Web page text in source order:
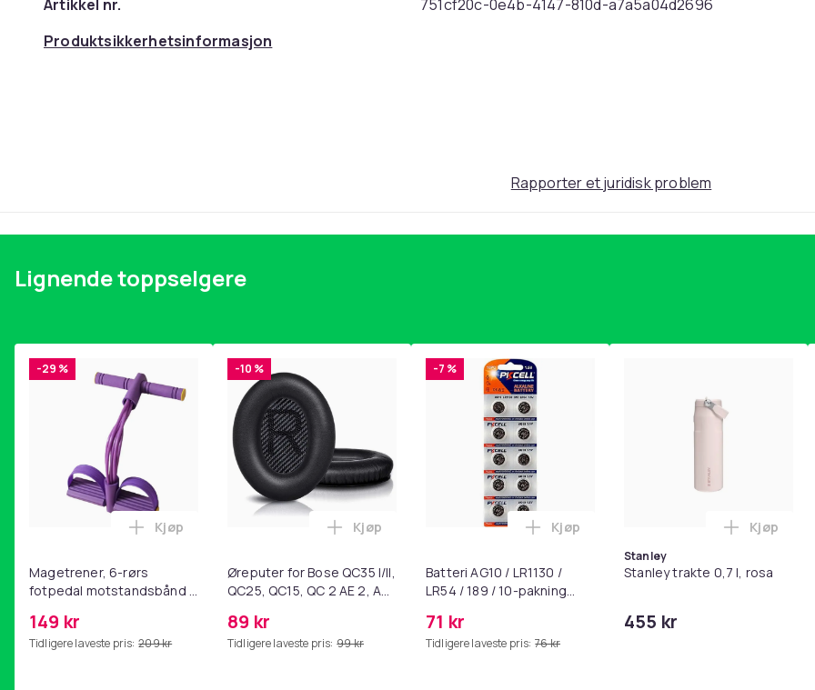
Artikkel nr.
751cf20c-0e4b-4147-810d-a7a5a04d2696
Produktsikkerhetsinformasjon
Rapporter et juridisk problem
Lignende toppselgere
-29 %
Magetrener, 6-rørs
fotpedal motstandsbånd -
yoga og
hjemmegymnastikk Purple
149 kr
Tidligere laveste pris: 209 kr
Legg Magetrener, 6-rørs fotpedal motstandsbånd - mage- og kjernetrening, yoga og
Kjøp
-10 %
Øreputer for Bose QC35 I/II,
QC25, QC15, QC 2 AE 2, AE
SoundLink Black
89 kr
Tidligere laveste pris: 99 kr
Legg Øreputer for Bose QC35 I/II, QC25, QC15, QC 2 AE 2, AE 2i, AE 2w,
Kjøp
-7 %
Batteri AG10 / LR1130 /
LR54 / 189 / 10-pakning
71 kr
Tidligere laveste pris: 76 kr
Legg Batteri AG10 / LR1130 / LR54 / 189
Kjøp
Stanley
Stanley trakte 0,7 l, rosa
455 kr
Legg
Kjøp